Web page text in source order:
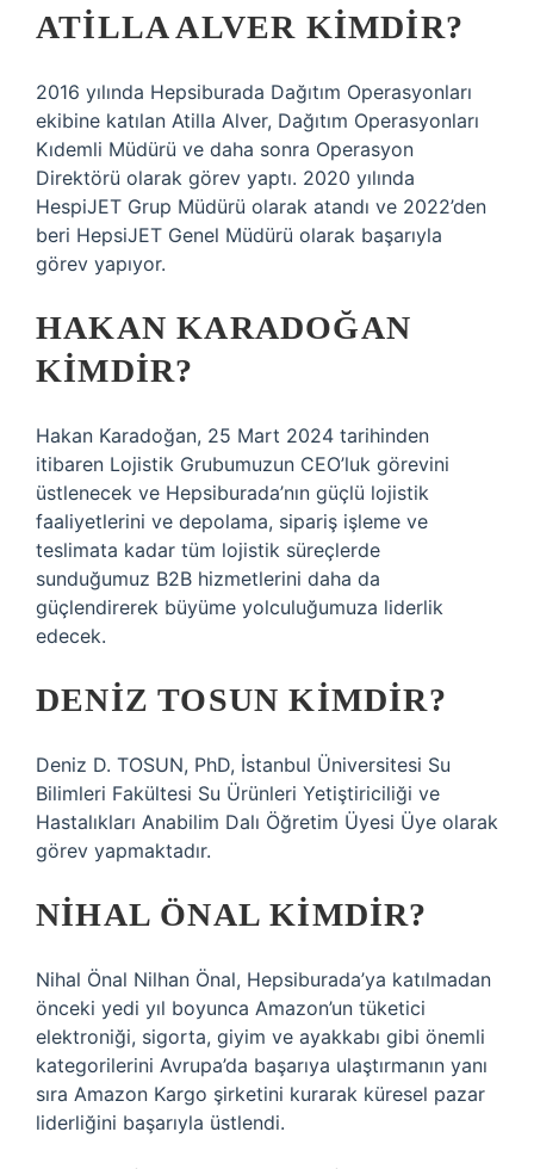
ATILLA ALVER KIMDIR?
2016 yılında Hepsiburada Dağıtım Operasyonları
ekibine katılan Atilla Alver, Dağıtım Operasyonları
Kıdemli Müdürü ve daha sonra Operasyon
Direktörü olarak görev yaptı. 2020 yılında
HespiJET Grup Müdürü olarak atandı ve 2022’den
beri HepsiJET Genel Müdürü olarak başarıyla
görev yapıyor.
HAKAN KARADOĞAN
KIMDIR?
Hakan Karadoğan, 25 Mart 2024 tarihinden
itibaren Lojistik Grubumuzun CEO’luk görevini
üstlenecek ve Hepsiburada’nın güçlü lojistik
faaliyetlerini ve depolama, sipariş işleme ve
teslimata kadar tüm lojistik süreçlerde
sunduğumuz B2B hizmetlerini daha da
güçlendirerek büyüme yolculuğumuza liderlik
edecek.
DENIZ TOSUN KIMDIR?
Deniz D. TOSUN, PhD, İstanbul Üniversitesi Su
Bilimleri Fakültesi Su Ürünleri Yetiştiriciliği ve
Hastalıkları Anabilim Dalı Öğretim Üyesi Üye olarak
görev yapmaktadır.
NIHAL ÖNAL KIMDIR?
Nihal Önal Nilhan Önal, Hepsiburada’ya katılmadan
önceki yedi yıl boyunca Amazon’un tüketici
elektroniği, sigorta, giyim ve ayakkabı gibi önemli
kategorilerini Avrupa’da başarıya ulaştırmanın yanı
sıra Amazon Kargo şirketini kurarak küresel pazar
liderliğini başarıyla üstlendi.